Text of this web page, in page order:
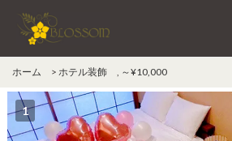
ホーム > ホテル装飾 , ～¥10,000
1